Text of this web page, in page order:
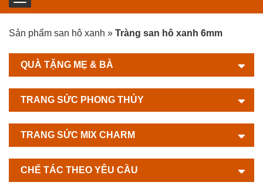
Sản phẩm san hô xanh » Tràng san hô xanh 6mm
QUÀ TẶNG MẸ & BÀ
TRANG SỨC PHONG THỦY
TRANG SỨC MIX CHARM
CHẾ TÁC THEO YÊU CẦU